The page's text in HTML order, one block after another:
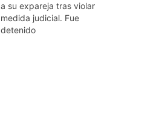
a su expareja tras violar
medida judicial. Fue
detenido